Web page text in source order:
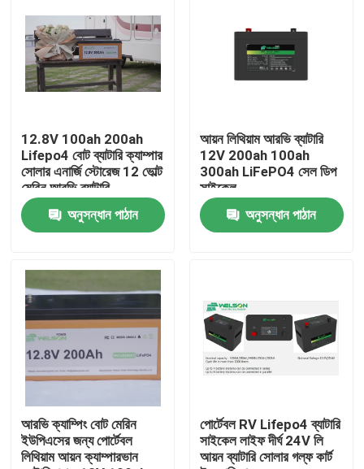
আমাদের সম্পর্কে
পণ্য
LiFePO4 ব্যাটারি সেল
12V lifepo4 ব্যাটারি
48V Lifepo4 ব্যাটারি
RV Lifepo4 ব্যাটারি
LiFePO4 পাওয়ারওয়াল
12.8V 100ah 200ah
Lifepo4 বোট ব্যাটারি ক্যাম্পার
সোলার এনার্জি স্টোরেজ 12 ভোল্ট
মেরিন আরভি ব্যাটারি
অনুসন্ধান পাঠান
আয়ন লিথিয়াম আরভি ব্যাটারি
12V 200ah 100ah
300ah LiFePO4 সেল ডিপ
সাইকেল
অনুসন্ধান পাঠান
আরভি ক্যাম্পিং বোট মেরিন
ইউপিএসের জন্য পোর্টেবল
লিথিয়াম আয়ন ক্যাম্পারভান
পোর্টেবল RV Lifepo4 ব্যাটারি
সাইকেল লাইফ দীর্ঘ 24V লি
আয়ন ব্যাটারি সোলার গল্ফ কার্ট